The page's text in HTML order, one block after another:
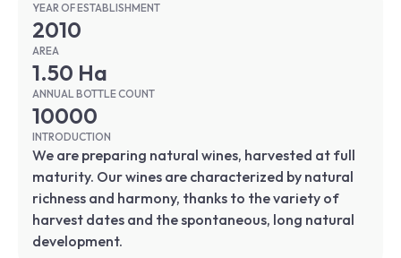
YEAR OF ESTABLISHMENT
2010
AREA
1.50 Ha
ANNUAL BOTTLE COUNT
10000
INTRODUCTION
We are preparing natural wines, harvested at full
maturity. Our wines are characterized by natural
richness and harmony, thanks to the variety of
harvest dates and the spontaneous, long natural
development.